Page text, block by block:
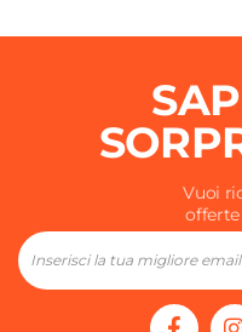
Vuoi